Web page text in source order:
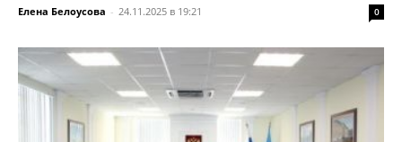
Елена Белоусова - 24.11.2025 в 19:21 0